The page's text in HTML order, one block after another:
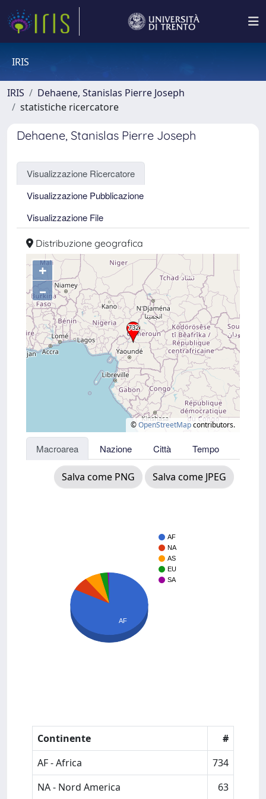
IRIS
IRIS
Dehaene, Stanislas Pierre Joseph
statistiche ricercatore
Dehaene, Stanislas Pierre Joseph
Visualizzazione Ricercatore
Visualizzazione Pubblicazione
Visualizzazione File
Distribuzione geografica
+
–
©OpenStreetMapcontributors.
Macroarea Nazione Città Tempo
Salva come PNG Salva come JPEG
AF
NA
AS
EU
SA
AF
Continente
#
AF - Africa
734
NA - Nord America
63